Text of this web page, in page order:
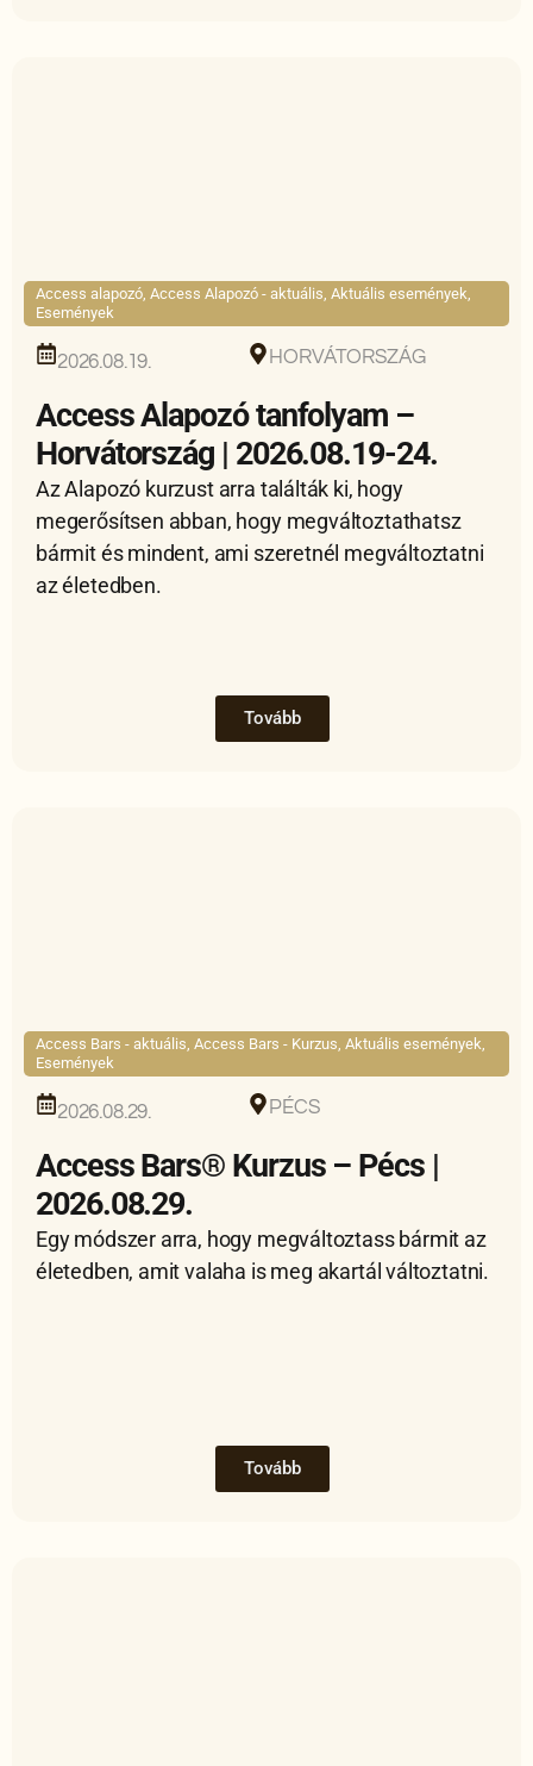
Access alapozó Access Alapozó - aktuális Aktuális események
Események
2026.08.19. HORVÁTORSZÁG
Access Alapozó tanfolyam –
Horvátország | 2026.08.19-24.
Az Alapozó kurzust arra találták ki, hogy
megerősítsen abban, hogy megváltoztathatsz
bármit és mindent, ami szeretnél megváltoztatni
az életedben.
Tovább
Access Bars - aktuális Access Bars - Kurzus Aktuális események
Események
2026.08.29. PÉCS
Access Bars® Kurzus – Pécs |
2026.08.29.
Egy módszer arra, hogy megváltoztass bármit az
életedben, amit valaha is meg akartál változtatni.
Tovább